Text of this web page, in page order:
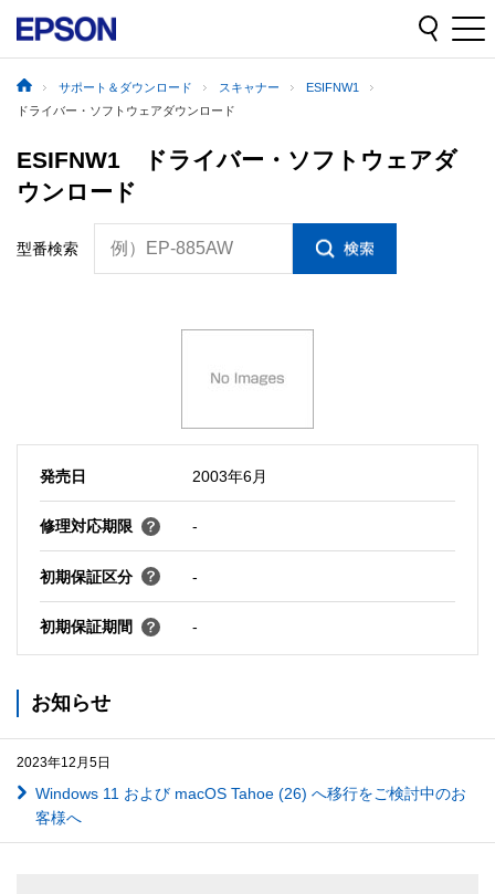
サポート＆ダウンロード スキャナー
ESIFNW1
ドライバー・ソフトウェアダウンロード
ESIFNW1 ドライバー・ソフトウェアダ
ウンロード
型番検索 例）EP-885AW
発売日 2003年6月
修理対応期限 -
初期保証区分 -
初期保証期間 -
お知らせ
2023年12月5日
Windows 11 および macOS Tahoe (26) へ移行をご検討中のお
客様へ